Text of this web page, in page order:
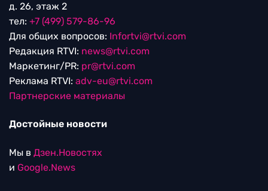
д. 26, этаж 2
тел: +7 (499) 579-86-96
Для общих вопросов: Infortvi@rtvi.com
Редакция RTVI: news@rtvi.com
Маркетинг/PR: pr@rtvi.com
Реклама RTVI: adv-eu@rtvi.com
Партнерские материалы
Достойные новости
Мы в Дзен.Новостях
и Google.News